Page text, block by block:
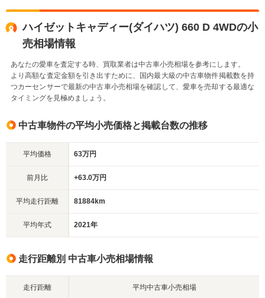
ハイゼットキャディー(ダイハツ) 660 D 4WDの小
売相場情報
あなたの愛車を査定する時、買取業者は中古車小売相場を参考にします。
より高額な査定金額を引き出すために、国内最大級の中古車物件掲載数を持
つカーセンサーで最新の中古車小売相場を確認して、愛車を売却する最適な
タイミングを見極めましょう。
中古車物件の平均小売価格と掲載台数の推移
平均価格 63万円
前月比 +63.0万円
平均走行距離 81884km
平均年式 2021年
走行距離別 中古車小売相場情報
走行距離 平均中古車小売相場